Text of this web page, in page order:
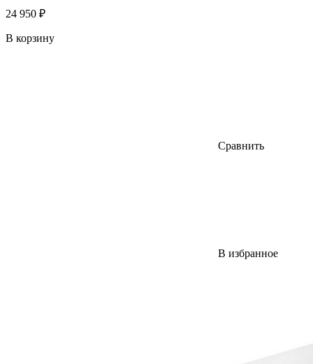
24 950 ₽
В корзину
Сравнить
В избранное